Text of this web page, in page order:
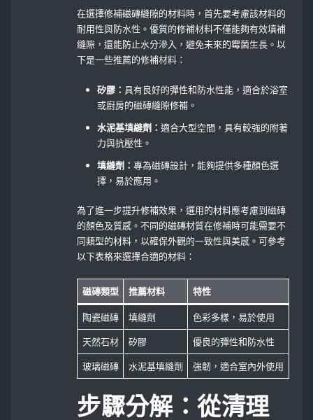
在選擇修補磁磚縫隙的材料時，首先要考慮該材料的
耐用性與防水性。優質的修補材料不僅能夠有效填補
縫隙，還能防止水分滲入，避免未來的霉菌生長。以
下是一些推薦的修補材料：
矽膠：具有良好的彈性和防水性能，適合於浴室
或廚房的磁磚縫隙修補。
水泥基填縫劑：適合大型空間，具有較強的附著
力與抗壓性。
填縫劑：專為磁磚設計，能夠提供多種顏色選
擇，易於應用。
為了進一步提升修補效果，選用的材料應考慮到磁磚
的顏色及質感。不同的磁磚材質在修補時可能需要不
同類型的材料，以確保外觀的一致性與美感。可參考
以下表格來選擇合適的材料：
磁磚類型 推薦材料 特性
陶瓷磁磚 填縫劑
色彩多樣，易於使用
天然石材
矽膠
優良的彈性和防水性
玻璃磁磚
水泥基填縫劑 強韌，適合室內外使用
步驟分解：從清理